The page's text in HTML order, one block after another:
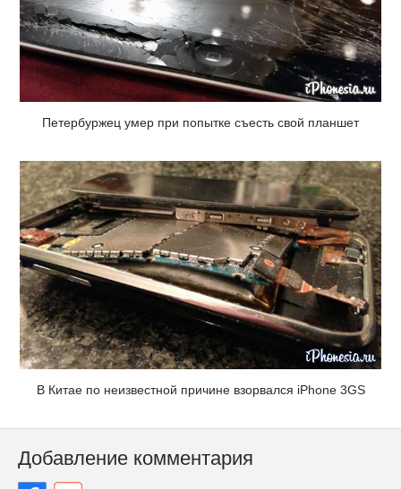
Петербуржец умер при попытке съесть свой планшет
В Китае по неизвестной причине взорвался iPhone 3GS
Добавление комментария